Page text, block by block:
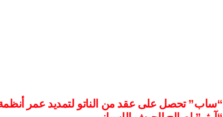
“ساب” تحصل على عقد من الناتو لتمديد عمر أنظمة